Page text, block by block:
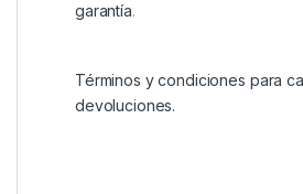
garantía.
Términos y condiciones para
devoluciones.